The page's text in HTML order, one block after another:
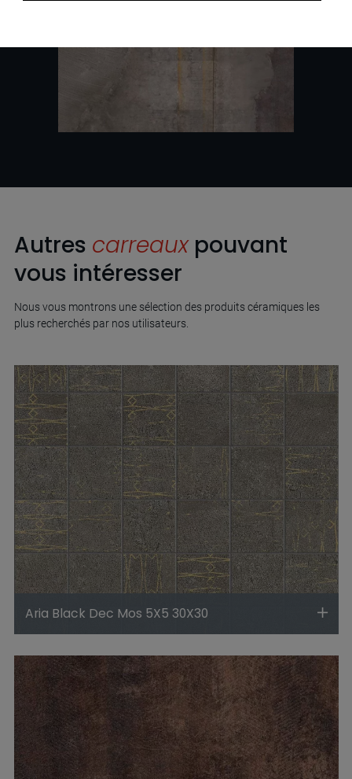
Aria Black Dec Mos 5X5 30X30
Autres carreauxpouvant
vous intéresser
Nous vous montrons une sélection des produits céramiques les
plus recherchés par nos utilisateurs.